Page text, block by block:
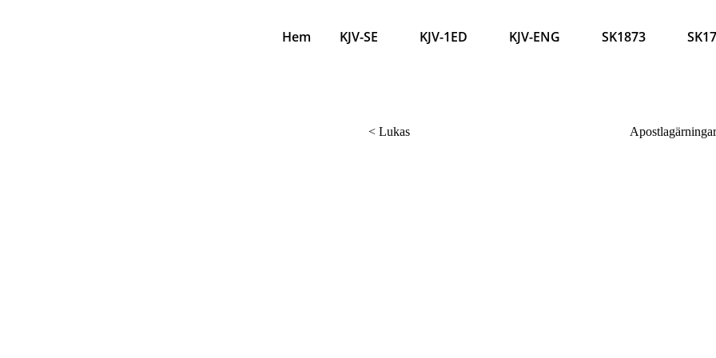
Hem KJV-SE KJV-1ED KJV-ENG SK1873
< Lukas